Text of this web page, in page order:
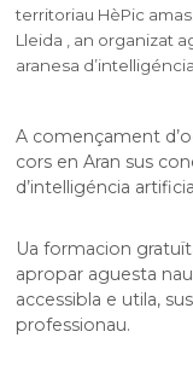
territoriau HèPic
Lleida , an organizat
aranesa
A començament
cors en Aran sus
d’intelligéncia
Ua formacion
apropar aguesta
accessibla e utila,
professionau.